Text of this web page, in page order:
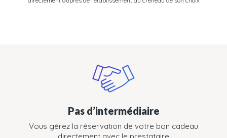
Pas d’intermédiaire
Vous gérez la réservation de votre bon cadeau